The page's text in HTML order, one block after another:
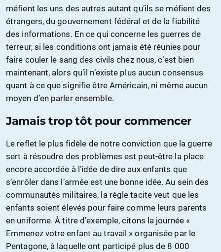
méfient les uns des autres autant qu’ils se méfient des
étrangers, du gouvernement fédéral et de la fiabilité
des informations. En ce qui concerne les guerres de
terreur, si les conditions ont jamais été réunies pour
faire couler le sang des civils chez nous, c’est bien
maintenant, alors qu’il n’existe plus aucun consensus
quant à ce que signifie être Américain, ni même aucun
moyen d’en parler ensemble.
Jamais trop tôt pour commencer
Le reflet le plus fidèle de notre conviction que la guerre
sert à résoudre des problèmes est peut-être la place
encore accordée à l’idée de dire aux enfants que
s’enrôler dans l’armée est une bonne idée. Au sein des
communautés militaires, la règle tacite veut que les
enfants soient élevés pour faire comme leurs parents
en uniforme. À titre d’exemple, citons la journée «
Emmenez votre enfant au travail » organisée par le
Pentagone, à laquelle ont participé plus de 8 000